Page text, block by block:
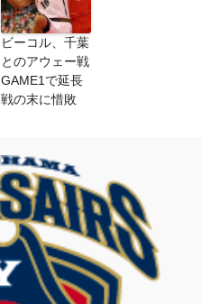
ビーコル、千葉
とのアウェー戦
GAME1で延長
戦の末に惜敗